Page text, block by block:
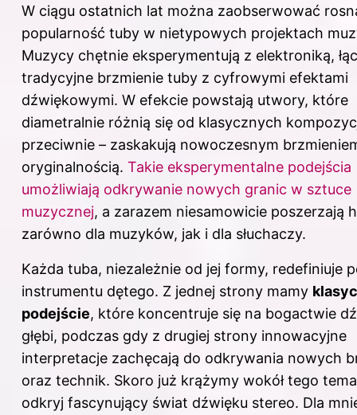
W ciągu ostatnich lat można zaobserwować
popularność tuby w nietypowych projektach
Muzycy chętnie eksperymentują z elektroniką,
tradycyjne brzmienie tuby z cyfrowymi efektami
dźwiękowymi. W efekcie powstają utwory, które
diametralnie różnią się od klasycznych
przeciwnie – zaskakują nowoczesnym
oryginalnością. Takie eksperymentalne podejścia
umożliwiają odkrywanie nowych granic w sztuce
muzycznej, a zarazem niesamowicie poszerzają
zarówno dla muzyków, jak i dla słuchaczy.
Każda tuba, niezależnie od jej formy, redefiniuje
instrumentu dętego. Z jednej strony mamy
podejście, które koncentruje się na bogactwie
głębi, podczas gdy z drugiej strony innowacyjne
interpretacje zachęcają do odkrywania nowych
oraz technik. Skoro już krążymy wokół tego
odkryj fascynujący świat dźwięku stereo. Dla